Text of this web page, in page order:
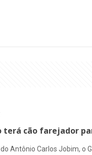
terá cão farejador
Antônio Carlos Jobim, o